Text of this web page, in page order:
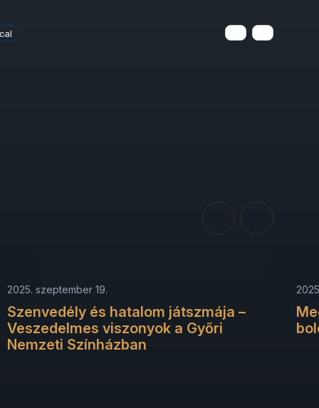
2025. szeptember 19.
Szenvedély és hatalom játszmája –
Veszedelmes viszonyok a Győri
Nemzeti Színházban